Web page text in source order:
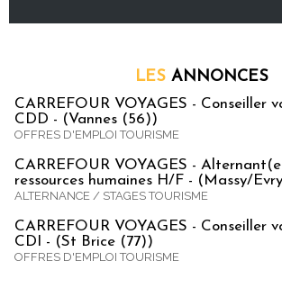
LES ANNONCES
CARREFOUR VOYAGES - Conseiller
CDD - (Vannes (56))
OFFRES D'EMPLOI TOURISME
CARREFOUR VOYAGES -
ressources humaines H/F - (Massy/
ALTERNANCE / STAGES TOURISME
CARREFOUR VOYAGES - Conseiller
CDI - (St Brice (77))
OFFRES D'EMPLOI TOURISME